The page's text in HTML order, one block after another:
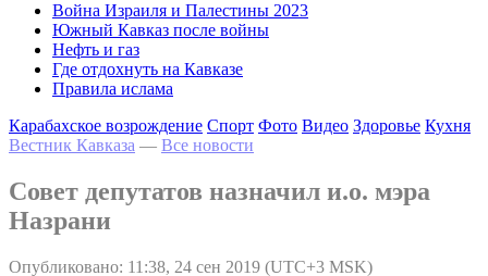
Война Израиля и Палестины 2023
Южный Кавказ после войны
Нефть и газ
Где отдохнуть на Кавказе
Правила ислама
Карабахское возрождение Спорт Фото Видео Здоровье Кухня
Вестник Кавказа — Все новости
Совет депутатов назначил и.о. мэра
Назрани
Опубликовано: 11:38, 24 сен 2019 (UTC+3 MSK)